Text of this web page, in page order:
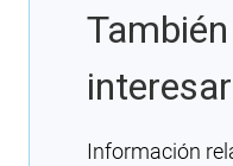
interesar
Información